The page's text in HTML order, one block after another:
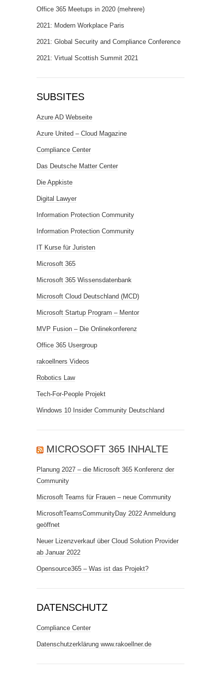
Office 365 Meetups in 2020 (mehrere)
2021: Modern Workplace Paris
2021: Global Security and Compliance Conference
2021: Virtual Scottish Summit 2021
SUBSITES
Azure AD Webseite
Azure United – Cloud Magazine
Compliance Center
Das Deutsche Matter Center
Die Appkiste
Digital Lawyer
Information Protection Community
Information Protection Community
IT Kurse für Juristen
Microsoft 365
Microsoft 365 Wissensdatenbank
Microsoft Cloud Deutschland (MCD)
Microsoft Startup Program – Mentor
MVP Fusion – Die Onlinekonferenz
Office 365 Usergroup
rakoellners Videos
Robotics Law
Tech-For-People Projekt
Windows 10 Insider Community Deutschland
MICROSOFT 365 INHALTE
Planung 2027 – die Microsoft 365 Konferenz der
Community
Microsoft Teams für Frauen – neue Community
MicrosoftTeamsCommunityDay 2022 Anmeldung
geöffnet
Neuer Lizenzverkauf über Cloud Solution Provider
ab Januar 2022
Opensource365 – Was ist das Projekt?
DATENSCHUTZ
Compliance Center
Datenschutzerklärung www.rakoellner.de